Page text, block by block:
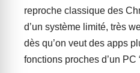
reproche classique des
d’un système limité, très
dès qu’on veut des apps
fonctions proches d’un PC